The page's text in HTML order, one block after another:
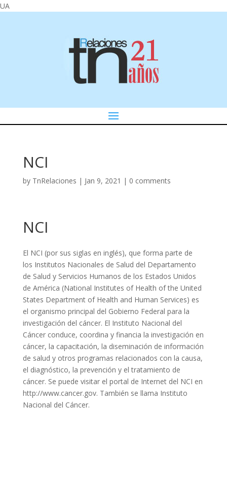
UA
NCI
by TnRelaciones | Jan 9, 2021 | 0 comments
NCI
El NCI (por sus siglas en inglés), que forma parte de
los Institutos Nacionales de Salud del Departamento
de Salud y Servicios Humanos de los Estados Unidos
de América (National Institutes of Health of the United
States Department of Health and Human Services) es
el organismo principal del Gobierno Federal para la
investigación del cáncer. El Instituto Nacional del
Cáncer conduce, coordina y financia la investigación en
cáncer, la capacitación, la diseminación de información
de salud y otros programas relacionados con la causa,
el diagnóstico, la prevención y el tratamiento de
cáncer. Se puede visitar el portal de Internet del NCI en
http://www.cancer.gov. También se llama Instituto
Nacional del Cáncer.